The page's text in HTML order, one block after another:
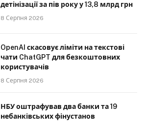
детінізації за пів року у 13,8 млрд грн
8 Серпня 2026
OpenAI скасовує ліміти на текстові
чати ChatGPT для безкоштовних
користувачів
8 Серпня 2026
НБУ оштрафував два банки та 19
небанківських фінустанов